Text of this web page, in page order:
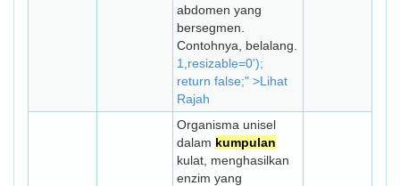
abdomen yang
bersegmen.
Contohnya, belalang.
1,resizable=0');
return false;" >Lihat
Rajah
Organisma unisel
dalam kumpulan
kulat, menghasilkan
enzim yang